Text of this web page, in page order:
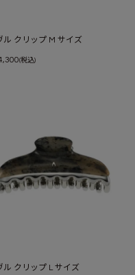
ル クリップ M サイズ
(税込)
ル クリップ L サイズ